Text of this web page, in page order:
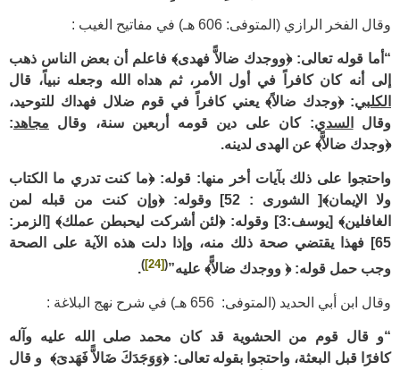
وقال الفخر الرازي (المتوفى: 606 هـ) في مفاتيح الغيب :
“أما قوله تعالى: ﴿ووجدك ضالاًّ فهدى﴾ فاعلم أن بعض الناس ذهب
إلى أنه كان كافراً في أول الأمر، ثم هداه الله وجعله نبياً، قال
الكلبي: ﴿وجدك ضالاً﴾ يعني كافراً في قوم ضلال فهداك للتوحيد،
وقال
السدي: كان على دين قومه أربعين سنة، وقال مجاهد:
﴿وجدك ضالاًّ﴾ عن الهدى لدينه.
واحتجوا على ذلك بآيات أخر منها: قوله: ﴿ما كنت تدري ما الكتاب
ولا الإيمان﴾[ الشورى : 52]
وقوله: ﴿وإن كنت من قبله لمن
الغافلين﴾ [يوسف:3] وقوله: ﴿لئن أشركت ليحبطن عملك﴾ [الزمر:
65]
فهذا يقتضي صحة ذلك منه، وإذا دلت هذه الآية على الصحة
وجب حمل قوله: ﴿ ووجدك ضالاًّ﴾ عليه”(
[24]
)
.
وقال ابن أبي الحديد (المتوفى: 656 هـ) في شرح نهج البلاغة :
“و قال قوم من الحشوية قد كان محمد صلى الله عليه وآله
كافرًا
قبل البعثة، واحتجوا بقوله تعالى:‌ ﴿وَوَجَدَكَ ضَالاًّ فَهَدى‌َ﴾ و قال